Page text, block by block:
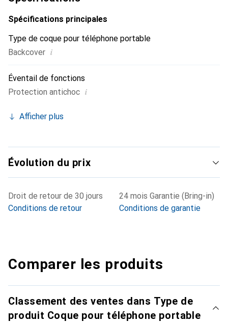
Spécifications principales
Type de coque pour téléphone portable
Backcover i
Éventail de fonctions
Protection antichoc i
Afficher plus
Évolution du prix
Droit de retour de 30 jours
Conditions de retour
24 mois Garantie (Bring-in)
Conditions de garantie
Comparer les produits
Classement des ventes dans Type de
produit Coque pour téléphone portable